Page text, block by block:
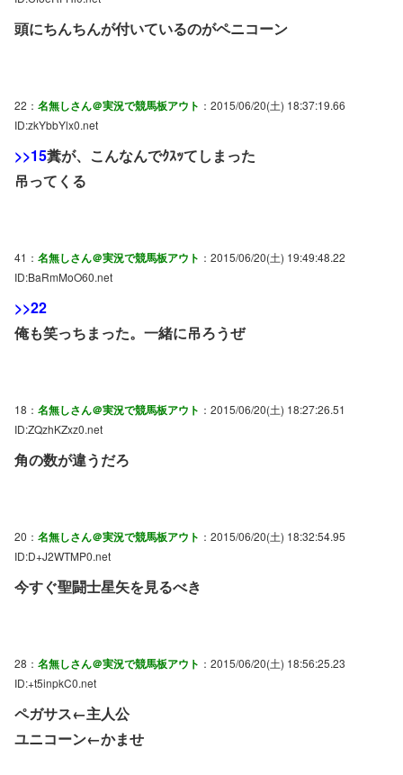
頭にちんちんが付いているのがペニコーン
22： 名無しさん＠実況で競馬板アウト ：2015/06/20(土) 18:37:19.66
ID:zkYbbYlx0.net
>>15糞が、こんなんでｸｽｯてしまった
吊ってくる
41： 名無しさん＠実況で競馬板アウト ：2015/06/20(土) 19:49:48.22
ID:BaRmMoO60.net
>>22
俺も笑っちまった。一緒に吊ろうぜ
18： 名無しさん＠実況で競馬板アウト ：2015/06/20(土) 18:27:26.51
ID:ZQzhKZxz0.net
角の数が違うだろ
20： 名無しさん＠実況で競馬板アウト ：2015/06/20(土) 18:32:54.95
ID:D+J2WTMP0.net
今すぐ聖闘士星矢を見るべき
28： 名無しさん＠実況で競馬板アウト ：2015/06/20(土) 18:56:25.23
ID:+t5inpkC0.net
ペガサス←主人公
ユニコーン←かませ